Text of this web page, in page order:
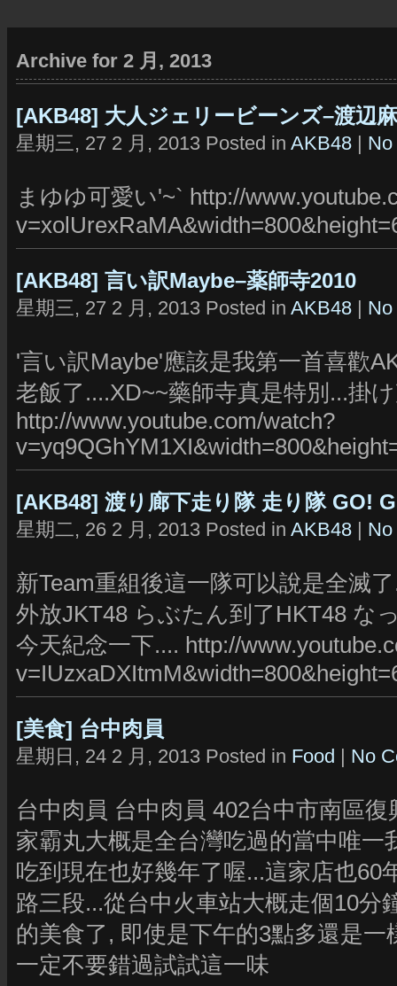
Archive for 2 月, 2013
[AKB48] 大人ジェリービーンズ–渡辺
星期三, 27 2 月, 2013 Posted in AKB48 |
まゆゆ可愛い'~` http://
[AKB48] 言い訳Maybe–薬師寺2010
星期三, 27 2 月, 2013 Posted in AKB48 |
'言い訳Maybe'應該是我第一首喜歡
老飯了....XD~~藥師寺真是特別...掛
http://www.youtube.com/watch?
[AKB48] 渡り廊下走り隊 走り隊 GO!
星期二, 26 2 月, 2013 Posted in AKB48 |
新Team重組後這一隊可以說是全滅
外放JKT48 らぶたん到了HKT48 な
今天紀念一下.... http://
[美食] 台中肉員
星期日, 24 2 月, 2013 Posted in Food | No
台中肉員 台中肉員 402台中市南區
家霸丸大概是全台灣吃過的當中唯
吃到現在也好幾年了喔...這家店也60
路三段...從台中火車站大概走個10分
的美食了, 即使是下午的3點多還是
一定不要錯過試試這一味